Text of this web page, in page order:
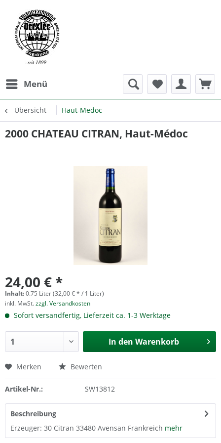
Menü
Übersicht Haut-Medoc
2000 CHATEAU CITRAN, Haut-Médoc
24,00 € *
Inhalt:0.75 Liter (32,00 € * / 1 Liter)
inkl. MwSt.zzgl. Versandkosten
Sofort versandfertig, Lieferzeit ca. 1-3 Werktage
In den Warenkorb
Merken Bewerten
Artikel-Nr.: SW13812
Beschreibung
Erzeuger: 30 Citran 33480 Avensan Frankreich mehr